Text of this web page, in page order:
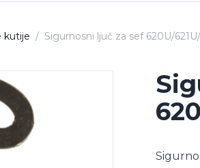
kutije / Sigurnosni ljuč za sef 620U/